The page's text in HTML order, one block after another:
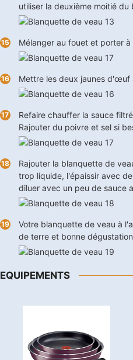
utiliser la deuxième moitié
Mélanger au fouet et porter
Mettre les deux jaunes d'œuf
Refaire chauffer la sauce
Rajouter du poivre et sel si
Rajouter la blanquette de
trop liquide, l'épaissir avec
diluer avec un peu de sauce
Votre blanquette de veau à
de terre et bonne
EQUIPEMENTS